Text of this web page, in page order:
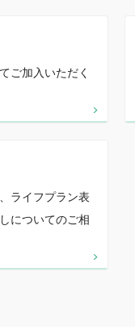
ご加入いただく
ライフプラン表
についてのご相